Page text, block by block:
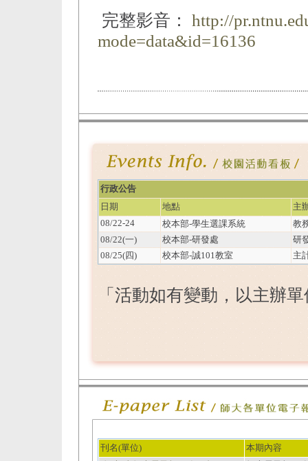
完整影音：
http://
mode=data&id=16136
行政公告
日期
地點
主
08/22-24
校本部-學生選課系統
教
08/22(一)
校本部-研發處
研
08/25(四)
校本部-誠101教室 主
「活動如有變動，以主辦
刊名(單位)
本期內容